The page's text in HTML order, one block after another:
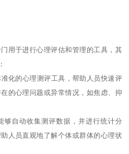
用于进行心理评估和管理的工具，其
化的心理测评工具，帮助人员快速评
的心理问题或异常情况，如焦虑、抑
够自动收集测评数据，并进行统计分
人员直观地了解个体或群体的心理状